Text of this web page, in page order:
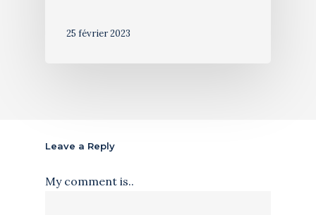
25 février 2023
Leave a Reply
My comment is..